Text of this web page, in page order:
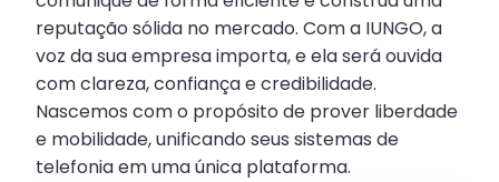
reputação sólida no mercado. Com a IUNGO, a
voz da sua empresa importa, e ela será ouvida
com clareza, confiança e credibilidade.
Nascemos com o propósito de prover liberdade
e mobilidade, unificando seus sistemas de
telefonia em uma única plataforma.